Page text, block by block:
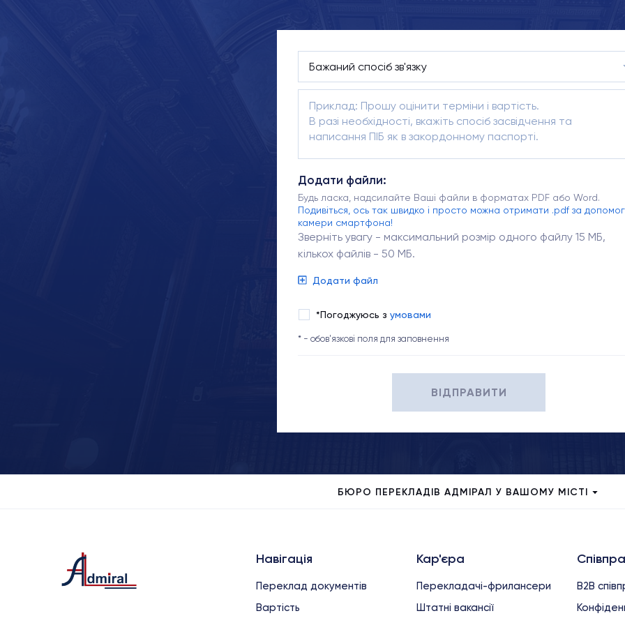
Додати файли:
Будь ласка, надсилайте Ваші файли в форматах PDF або Word.
Подивіться, ось так швидко і просто можна отримати .pdf за
камери смартфона!
Зверніть увагу - максимальний розмір одного файлу 15 МБ,
кількох файлів - 50 МБ.
Додати файл
*Погоджуюсь з умовами
* - обов'язкові поля для заповнення
ВІДПРАВИТИ
БЮРО ПЕРЕКЛАДІВ АДМІРАЛ У ВАШОМУ МІСТІ
Навігація
Переклад документів
Вартість
Кар'єра
Перекладачі-фрилансери
Штатні вакансії
B2B